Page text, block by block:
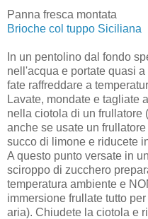
Panna fresca montata
Brioche col tuppo Siciliana
In un pentolino dal fondo
nell'acqua e portate quasi
fate raffreddare a
Lavate, mondate e tagliate
nella ciotola di un frullatore
anche se usate un
succo di limone e riducete
A questo punto versate in
sciroppo di zucchero
temperatura ambiente e
immersione frullate tutto
aria). Chiudete la ciotola e